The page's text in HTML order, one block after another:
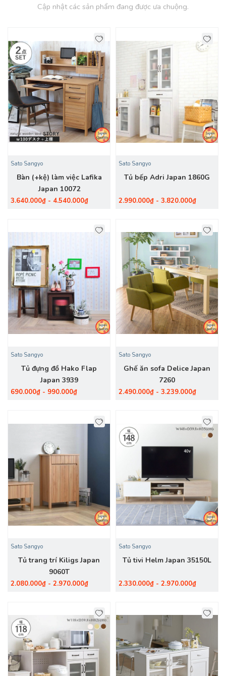
Cập nhật các sản phẩm đang được ưa chuộng.
Sato Sangyo
Bàn (+kệ) làm việc Lafika
Japan 10072
3.640.000₫ - 4.540.000₫
Sato Sangyo
Tủ bếp Adri Japan 1860G
2.990.000₫ - 3.820.000₫
Sato Sangyo
Tủ đựng đồ Hako Flap
Japan 3939
690.000₫ - 990.000₫
Sato Sangyo
Ghế ăn sofa Delice Japan
7260
2.490.000₫ - 3.239.000₫
Sato Sangyo
Tủ trang trí Kiligs Japan
9060T
2.080.000₫ - 2.970.000₫
Sato Sangyo
Tủ tivi Helm Japan 35150L
2.330.000₫ - 2.970.000₫